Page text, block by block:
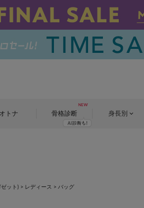
オトナ 骨格診断 身長別
ット) > レディース > バッグ